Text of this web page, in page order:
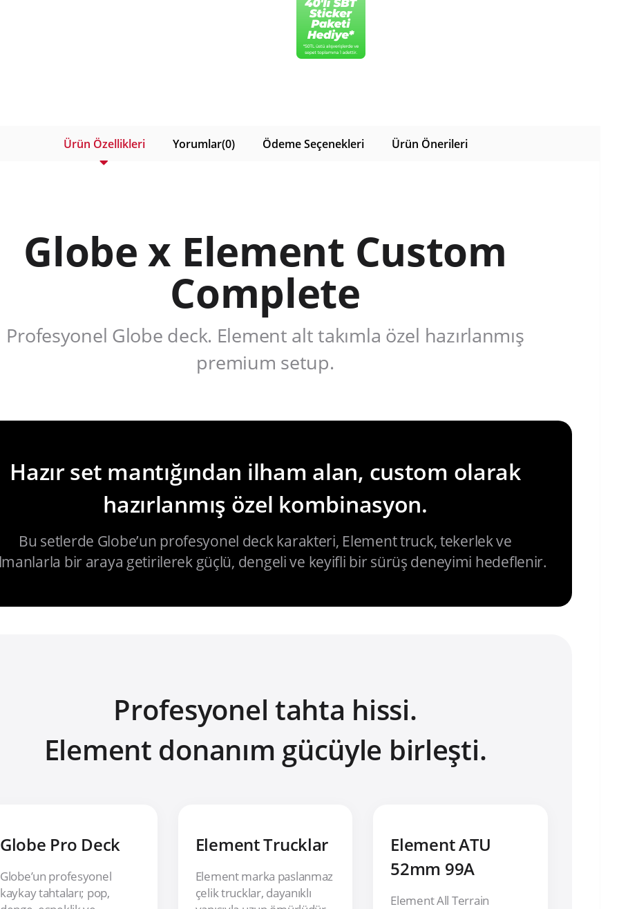
Ürün Özellikleri Yorumlar(0) Ödeme Seçenekleri Ürün Önerileri
Globe x Element Custom
Complete
Profesyonel Globe deck. Element alt takımla özel hazırlanmış
premium setup.
Hazır set mantığından ilham alan, custom olarak
hazırlanmış özel kombinasyon.
Bu setlerde Globe’un profesyonel deck karakteri, Element truck, tekerlek ve
bir araya getirilerek güçlü, dengeli ve keyifli bir sürüş deneyimi hedeflenir.
Profesyonel tahta hissi.
Element donanım gücüyle birleşti.
Globe Pro Deck
Globe’un profesyonel
kaykay tahtaları; pop,
Element Trucklar
Element marka paslanmaz
çelik trucklar, dayanıklı
Element ATU
52mm 99A
Element All Terrain